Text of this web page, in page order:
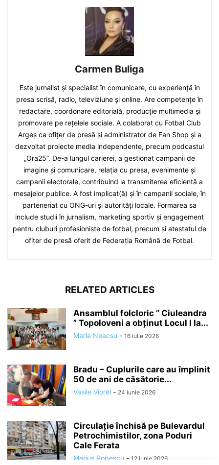
Carmen Buliga
Este jurnalist și specialist în comunicare, cu experiență în
presa scrisă, radio, televiziune și online. Are competențe în
redactare, coordonare editorială, producție multimedia și
promovare pe rețelele sociale. A colaborat cu Fotbal Club
Argeș ca ofițer de presă și administrator de Fan Shop și a
dezvoltat proiecte media independente, precum podcastul
„Ora25”. De-a lungul carierei, a gestionat campanii de
imagine și comunicare, relația cu presa, evenimente și
campanii electorale, contribuind la transmiterea eficientă a
mesajelor publice. A fost implicat(ă) și în campanii sociale, în
parteneriat cu ONG-uri și autorități locale. Formarea sa
include studii în jurnalism, marketing sportiv și engagement
pentru cluburi profesioniste de fotbal, precum și atestatul de
ofițer de presă oferit de Federația Română de Fotbal.
RELATED ARTICLES
Ansamblul folcloric ” Ciuleandra
” Topoloveni a obținut Locul I la...
Maria Neacsu - 16 iulie 2026
Bradu – Cuplurile care au împlinit
50 de ani de căsătorie...
Vasile Viorel - 24 iunie 2026
Circulație închisă pe Bulevardul
Petrochimistilor, zona Poduri
Cale Ferata
Marius Popescu - 12 iunie 2026